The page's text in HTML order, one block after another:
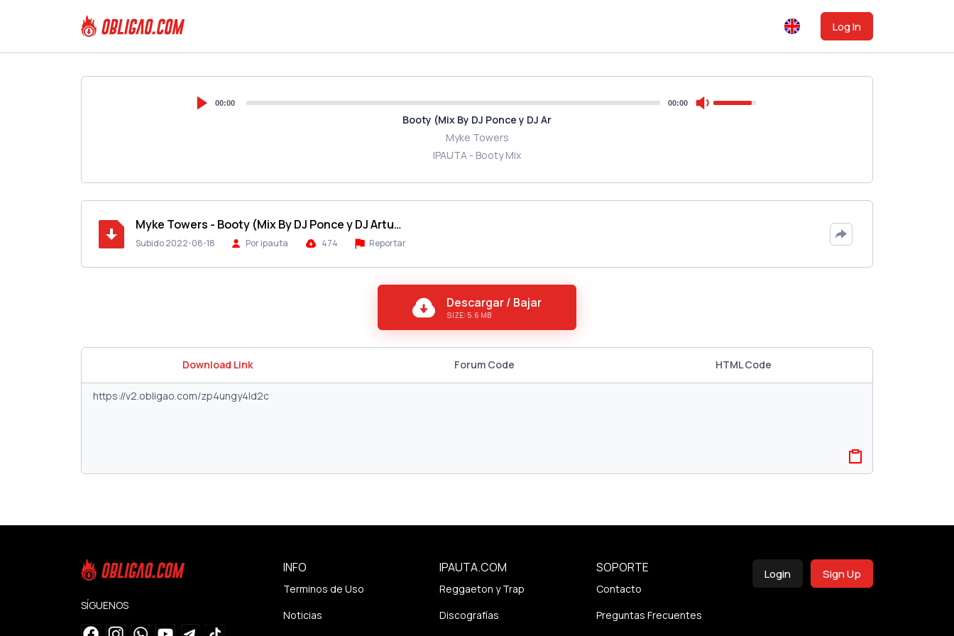
Log In
00:00 00:00
Booty (Mix By DJ Ponce y DJ Ar
Myke Towers
IPAUTA - Booty Mix
Myke Towers - Booty (Mix By DJ Ponce y DJ Artu…
Subido 2022-08-18 Por ipauta 474 Reportar
Descargar / Bajar
SIZE: 5.6 MB
Download Link Forum Code HTML Code
SÍGUENOS
INFO
Terminos de Uso
Noticias
IPAUTA.COM
Reggaeton y Trap
Discografías
SOPORTE
Contacto
Preguntas Frecuentes
Login Sign Up